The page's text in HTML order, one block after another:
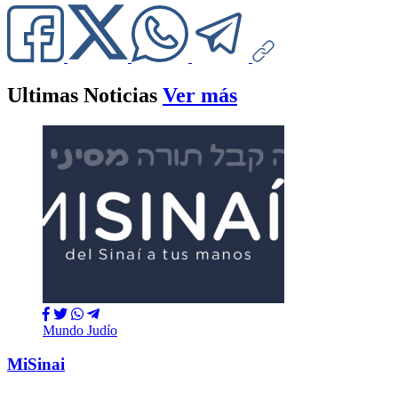
Ultimas Noticias Ver más
Mundo Judío
MiSinai